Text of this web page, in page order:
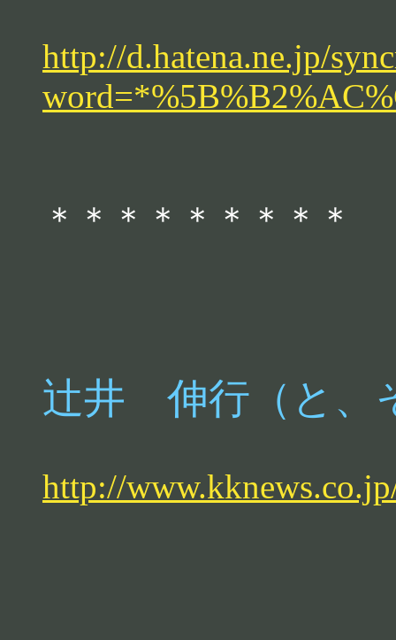
http://d.hatena.ne.jp/
＊＊＊＊＊＊＊＊＊
辻井 伸行（と、
http://